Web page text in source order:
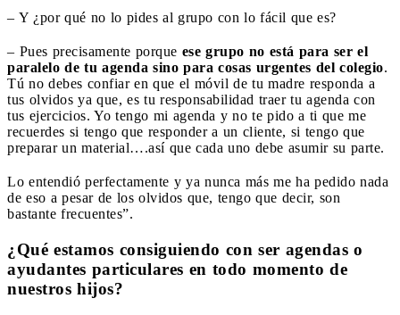
– Y ¿por qué no lo pides al grupo con lo fácil que es?
– Pues precisamente porque ese grupo no está para ser el
paralelo de tu agenda sino para cosas urgentes del colegio.
Tú no debes confiar en que el móvil de tu madre responda a
tus olvidos ya que, es tu responsabilidad traer tu agenda con
tus ejercicios. Yo tengo mi agenda y no te pido a ti que me
recuerdes si tengo que responder a un cliente, si tengo que
preparar un material….así que cada uno debe asumir su parte.
Lo entendió perfectamente y ya nunca más me ha pedido nada
de eso a pesar de los olvidos que, tengo que decir, son
bastante frecuentes”.
¿Qué estamos consiguiendo con ser agendas o
ayudantes particulares en todo momento de
nuestros hijos?